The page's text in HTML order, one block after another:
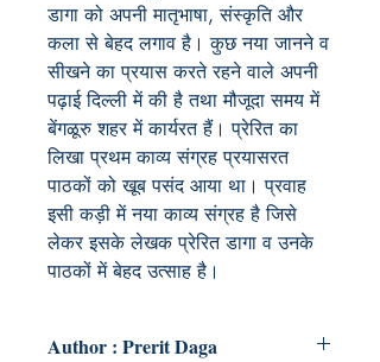
डागा को अपनी मातृभाषा, संस्कृति और
कला से बेहद लगाव है। कुछ नया जानने व
सीखने का प्रयास करते रहने वाले अपनी
पढ़ाई दिल्ली में की है तथा मौजूदा समय में
बेंगळूरु शहर में कार्यरत हैं। प्रेरित का
लिखा प्रथम काव्य संग्रह प्रयासरत
पाठकों को खूब पसंद आया था। प्रवाह
इसी कड़ी में नया काव्य संग्रह है जिसे
लेकर इसके लेखक प्रेरित डागा व उनके
पाठकों में बेहद उत्साह है।
Author : Prerit Daga